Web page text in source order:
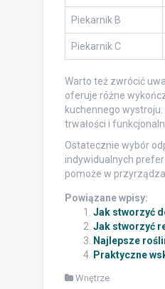
Piekarnik B
Piekarnik C
Warto też zwrócić
oferuje różne
kuchennego
trwałości i
Ostatecznie wybór
indywidualnych
pomoże w
Powiązane wpisy:
Jak stworzyć
Jak stworzyć
Najlepsze
Praktyczne
Wnętrze